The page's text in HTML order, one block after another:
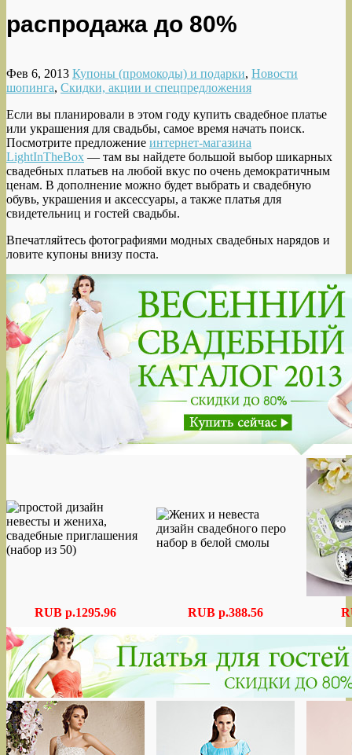
распродажа до 80%
Фев 6, 2013 Купоны (промокоды) и подарки, Новости
шопинга, Скидки, акции и спецпредложения
Если вы планировали в этом году купить свадебное платье
или украшения для свадьбы, самое время начать поиск.
Посмотрите предложение интернет-магазина
LightInTheBox — там вы найдете большой выбор шикарных
свадебных платьев на любой вкус по очень демократичным
ценам. В дополнение можно будет выбрать и свадебную
обувь, украшения и аксессуары, а также платья для
свидетельниц и гостей свадьбы.
Впечатляйтесь фотографиями модных свадебных нарядов и
ловите купоны внизу поста.
RUB p.1295.96 RUB p.388.56